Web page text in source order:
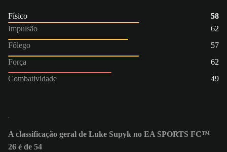
Físico
58
Impulsão
62
Fôlego
57
Força
62
Combatividade
49
A classificação geral de Luke Supyk no EA SPORTS FC™
26 é de 54